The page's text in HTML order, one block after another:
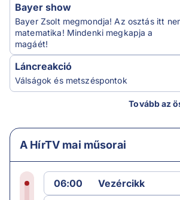
Bayer show
Bayer Zsolt megmondja! Az osztás itt
matematika! Mindenki megkapja a
magáét!
Láncreakció
Válságok és metszéspontok
Tovább az
A HírTV mai műsorai
06:00
Vezércikk